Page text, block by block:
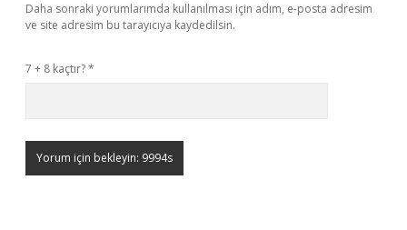
Daha sonraki yorumlarımda kullanılması için adım, e-posta adresim
ve site adresim bu tarayıcıya kaydedilsin.
7 + 8 kaçtır?*